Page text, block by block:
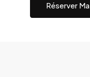
Réserver